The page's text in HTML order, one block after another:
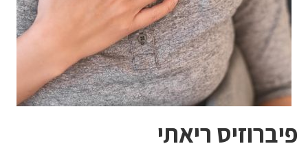
פיברוזיס ריאתי